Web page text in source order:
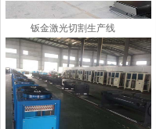
钣金激光切割生产线